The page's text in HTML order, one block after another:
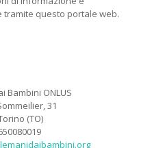
questo portale web.
Bambini ONLUS
31
(TO)